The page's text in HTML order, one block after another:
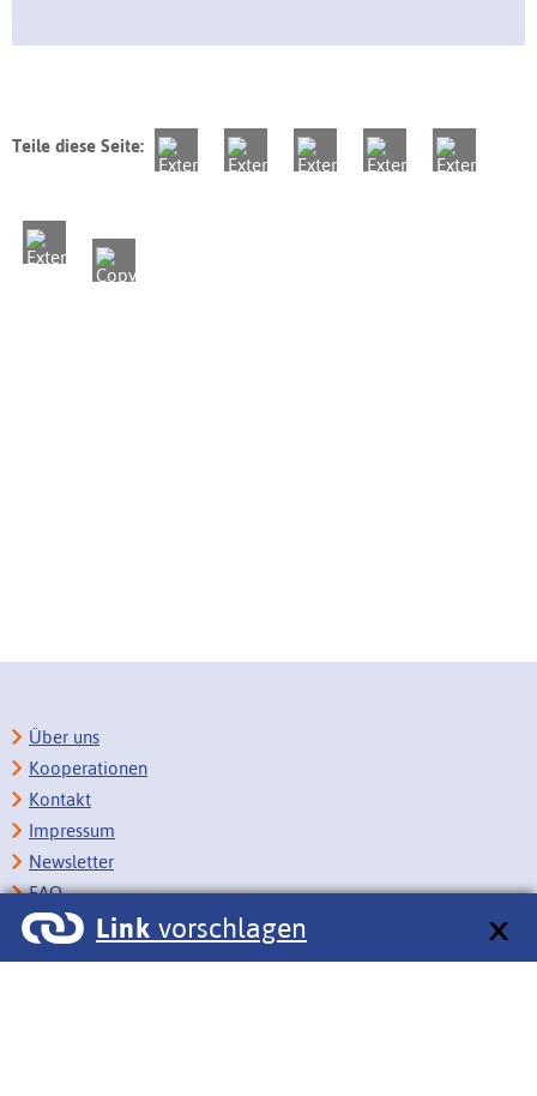
Teile diese Seite:
Link vorschlagen
Über uns
Kooperationen
Kontakt
Impressum
Newsletter
FAQ
Copyright